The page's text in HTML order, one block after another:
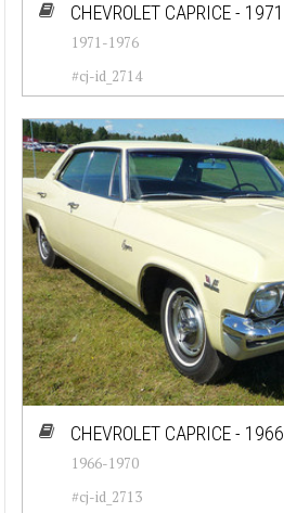
CHEVROLET CAPRICE - 1971
1971-1976
#cj-id_2714
CHEVROLET CAPRICE - 1966
1966-1970
#cj-id_2713